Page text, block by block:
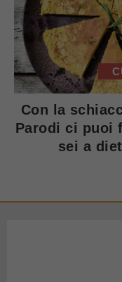
Con la
Parodi ci puoi
sei a